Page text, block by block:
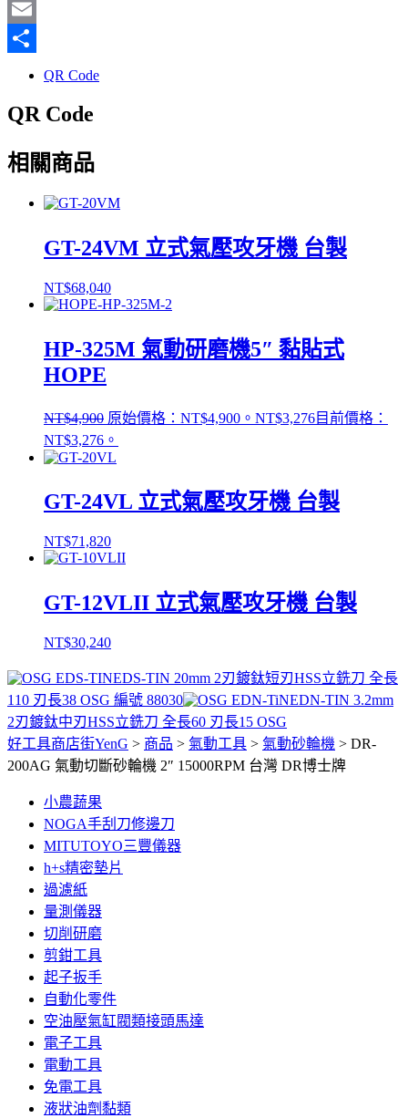
Facebook
Email
QR Code
QR Code
相關商品
GT-24VM 立式氣壓攻牙機 台製
NT$68,040
HP-325M 氣動研磨機5″ 黏貼式
HOPE
NT$4,900 原始價格：NT$4,900。 NT$3,276目前價格：
NT$3,276。
GT-24VL 立式氣壓攻牙機 台製
NT$71,820
GT-12VLII 立式氣壓攻牙機 台製
NT$30,240
EDS-TIN 20mm 2刃鍍鈦短刃HSS立銑刀 全長
110 刃長38 OSG 編號 88030
EDN-TIN 3.2mm
2刃鍍鈦中刃HSS立銑刀 全長60 刃長15 OSG
好工具商店街YenG > 商品 > 氣動工具 > 氣動砂輪機 > DR-
200AG 氣動切斷砂輪機 2″ 15000RPM 台灣 DR博士牌
小農蔬果
NOGA手刮刀修邊刀
MITUTOYO三豐儀器
h+s精密墊片
過濾紙
量測儀器
切削研磨
剪鉗工具
起子扳手
自動化零件
空油壓氣缸閥類接頭馬達
電子工具
電動工具
免電工具
液狀油劑黏類